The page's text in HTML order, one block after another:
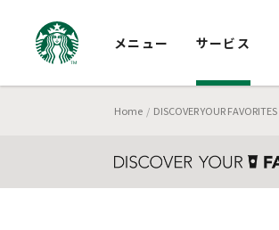
メニュー サービス
Home DISCOVER YOUR FAVORITES